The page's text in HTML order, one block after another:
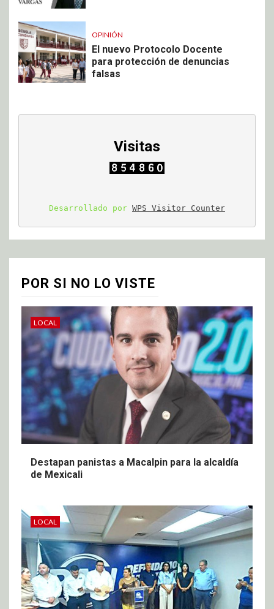
OPINIÓN
El nuevo Protocolo Docente
para protección de denuncias
falsas
Visitas
Desarrollado por WPS Visitor Counter
POR SI NO LO VISTE
LOCAL
Destapan panistas a Macalpin para la alcaldía
de Mexicali
LOCAL